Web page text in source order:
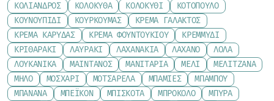
ΚΌΛΙΑΝΔΡΟΣ
ΚΟΛΟΚΎΘΑ ΚΟΛΟΚΎΘΙ
ΚΟΤΌΠΟΥΛΟ
ΚΟΥΝΟΥΠΊΔΙ
ΚΟΥΡΚΟΥΜΆΣ
ΚΡΈΜΑ ΓΆΛΑΚΤΟΣ
ΚΡΈΜΑ ΚΑΡΎΔΑΣ
ΚΡΈΜΑ ΦΟΥΝΤΟΥΚΙΟΎ
ΚΡΕΜΜΎΔΙ
ΚΡΙΘΑΡΆΚΙ
ΛΑΥΡΆΚΙ ΛΑΧΑΝΆΚΙΑ ΛΆΧΑΝΟ
ΛΌΛΑ
ΛΟΥΚΆΝΙΚΑ
ΜΑΙΝΤΑΝΌΣ ΜΑΝΙΤΆΡΙΑ ΜΈΛΙ
ΜΕΛΙΤΖΆΝΑ
ΜΉΛΟ
ΜΟΣΧΆΡΙ ΜΟΤΣΑΡΈΛΑ ΜΠΆΜΙΕΣ
ΜΠΑΜΠΟΎ
ΜΠΑΝΆΝΑ
ΜΠΈΙΚΟΝ ΜΠΙΣΚΌΤΑ ΜΠΡΌΚΟΛΟ
ΜΠΎΡΑ